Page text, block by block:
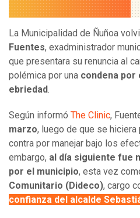
La Municipalidad de Ñuñoa
Fuentes, exadministrador
que presentara su renuncia al
polémica por una condena por
ebriedad.
Según informó The Clinic,
marzo, luego de que se
contra por manejar bajo los
embargo, al día siguiente fue
por el municipio, esta vez
Comunitario (Dideco), cargo
confianza del alcalde